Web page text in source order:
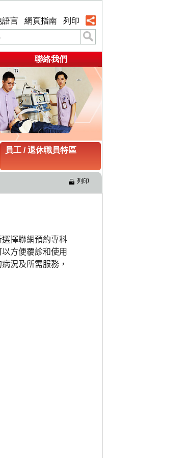
語言 網頁指南 列印
聯絡我們
員工 / 退休職員特區
列印